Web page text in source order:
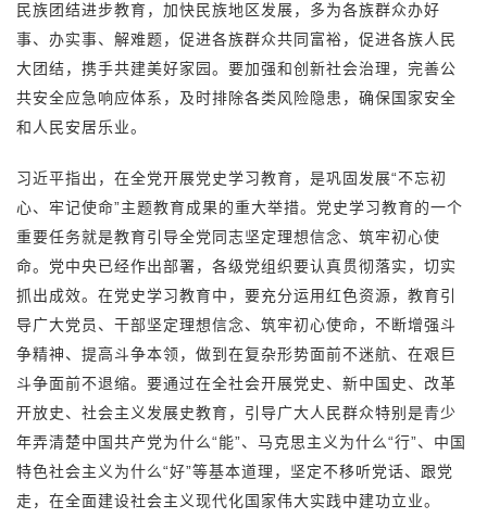
民族团结进步教育，加快民族地区发展，多为各族群众办好
事、办实事、解难题，促进各族群众共同富裕，促进各族人民
大团结，携手共建美好家园。要加强和创新社会治理，完善公
共安全应急响应体系，及时排除各类风险隐患，确保国家安全
和人民安居乐业。
习近平指出，在全党开展党史学习教育，是巩固发展“不忘初
心、牢记使命”主题教育成果的重大举措。党史学习教育的一个
重要任务就是教育引导全党同志坚定理想信念、筑牢初心使
命。党中央已经作出部署，各级党组织要认真贯彻落实，切实
抓出成效。在党史学习教育中，要充分运用红色资源，教育引
导广大党员、干部坚定理想信念、筑牢初心使命，不断增强斗
争精神、提高斗争本领，做到在复杂形势面前不迷航、在艰巨
斗争面前不退缩。要通过在全社会开展党史、新中国史、改革
开放史、社会主义发展史教育，引导广大人民群众特别是青少
年弄清楚中国共产党为什么“能”、马克思主义为什么“行”、中国
特色社会主义为什么“好”等基本道理，坚定不移听党话、跟党
走，在全面建设社会主义现代化国家伟大实践中建功立业。